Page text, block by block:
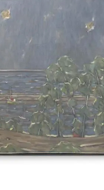
DES
1 : LES PEINTURES
2 : LES
DE COULEUR
CONTACT